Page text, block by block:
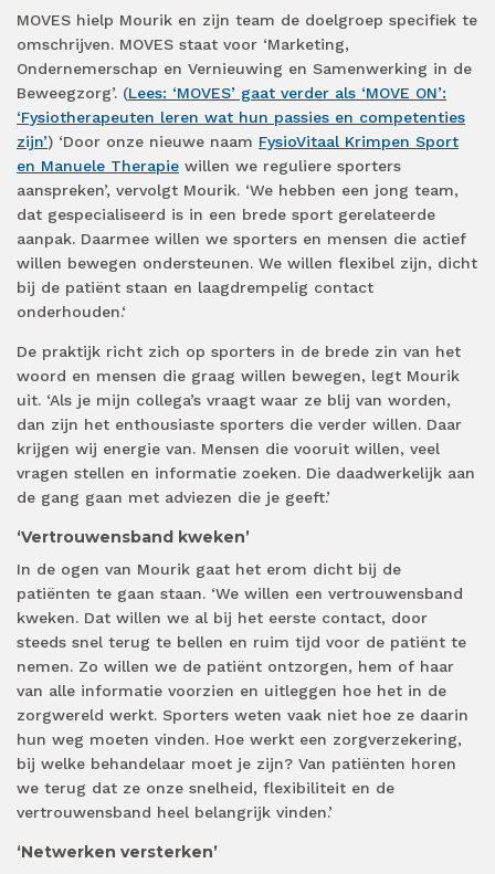
MOVES hielp Mourik en zijn team de doelgroep specifiek te
omschrijven. MOVES staat voor ‘Marketing,
Ondernemerschap en Vernieuwing en Samenwerking in de
Beweegzorg’. (Lees: ‘MOVES’ gaat verder als ‘MOVE ON’:
‘Fysiotherapeuten leren wat hun passies en competenties
zijn’) ‘Door onze nieuwe naam FysioVitaal Krimpen Sport
en Manuele Therapie willen we reguliere sporters
aanspreken’, vervolgt Mourik. ‘We hebben een jong team,
dat gespecialiseerd is in een brede sport gerelateerde
aanpak. Daarmee willen we sporters en mensen die actief
willen bewegen ondersteunen. We willen flexibel zijn, dicht
bij de patiënt staan en laagdrempelig contact
onderhouden.‘
De praktijk richt zich op sporters in de brede zin van het
woord en mensen die graag willen bewegen, legt Mourik
uit. ‘Als je mijn collega’s vraagt waar ze blij van worden,
dan zijn het enthousiaste sporters die verder willen. Daar
krijgen wij energie van. Mensen die vooruit willen, veel
vragen stellen en informatie zoeken. Die daadwerkelijk aan
de gang gaan met adviezen die je geeft.’
‘Vertrouwensband kweken’
In de ogen van Mourik gaat het erom dicht bij de
patiënten te gaan staan. ‘We willen een vertrouwensband
kweken. Dat willen we al bij het eerste contact, door
steeds snel terug te bellen en ruim tijd voor de patiënt te
nemen. Zo willen we de patiënt ontzorgen, hem of haar
van alle informatie voorzien en uitleggen hoe het in de
zorgwereld werkt. Sporters weten vaak niet hoe ze daarin
hun weg moeten vinden. Hoe werkt een zorgverzekering,
bij welke behandelaar moet je zijn? Van patiënten horen
we terug dat ze onze snelheid, flexibiliteit en de
vertrouwensband heel belangrijk vinden.’
‘Netwerken versterken’